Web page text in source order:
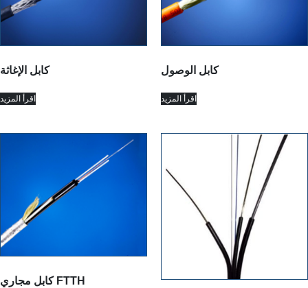
كابل الإغاثة
اقرأ المزيد
كابل الوصول
اقرأ المزيد
كابل مجاري FTTH